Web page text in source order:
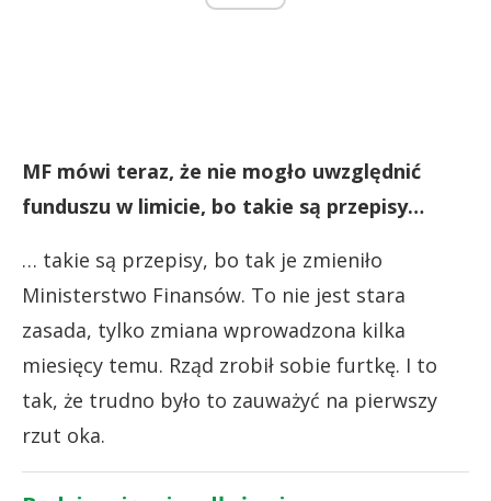
MF mówi teraz, że nie mogło uwzględnić
funduszu w limicie, bo takie są przepisy…
… takie są przepisy, bo tak je zmieniło
Ministerstwo Finansów. To nie jest stara
zasada, tylko zmiana wprowadzona kilka
miesięcy temu. Rząd zrobił sobie furtkę. I to
tak, że trudno było to zauważyć na pierwszy
rzut oka.